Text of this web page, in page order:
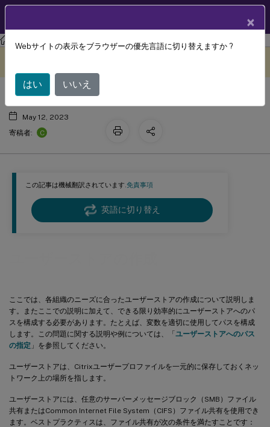
Profile Management Profile Management 2212
この記事は機械翻訳されています.免責事項
英語に切り替え
ここでは、各組織のニーズに合ったユーザーストアの作成について説明しま
す。またここでの説明に加えて、できる限り効率的にユーザーストアへのパ
スを構成する必要があります。たとえば、変数を適切に使用してパスを構成
します。この問題に関する説明や例については、「ユーザーストアへのパス
の指定 」を参照してください。
ユーザーストアは、Citrixユーザープロファイルを一元的に保存しておくネッ
トワーク上の場所を指します。
ユーザーストアには、任意のサーバーメッセージブロック（SMB）ファイル
共有またはCommon Internet File System（CIFS）ファイル共有を使用でき
ます。ベストプラクティスは、ファイル共有が次の条件を満たすことです：
ユーザーストアの作成
May 12, 2023
寄稿者:
C
×
Webサイトの表示をブラウザーの優先言語に切り替えますか ?
はい いいえ